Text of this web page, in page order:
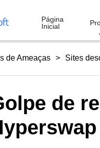
Página
Inicial
de Ameaças Sites
de